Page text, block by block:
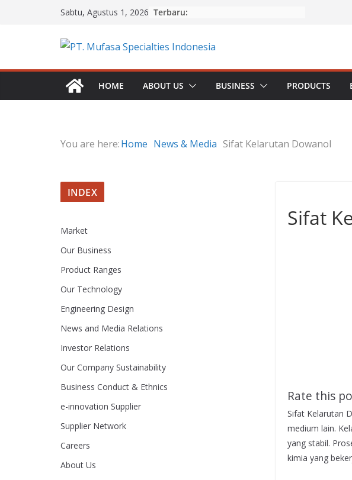
Sabtu, Agustus 1, 2026 Terbaru:
HOME ABOUT US BUSINESS PRODUCTS
You are here:Home News & Media Sifat Kelarutan Dowanol
Sifat
Rate this
Sifat Kelarutan
medium lain.
yang stabil.
kimia yang
INDEX
Market
Our Business
Product Ranges
Our Technology
Engineering Design
News and Media Relations
Investor Relations
Our Company Sustainability
Business Conduct & Ethnics
e-innovation Supplier
Supplier Network
Careers
About Us